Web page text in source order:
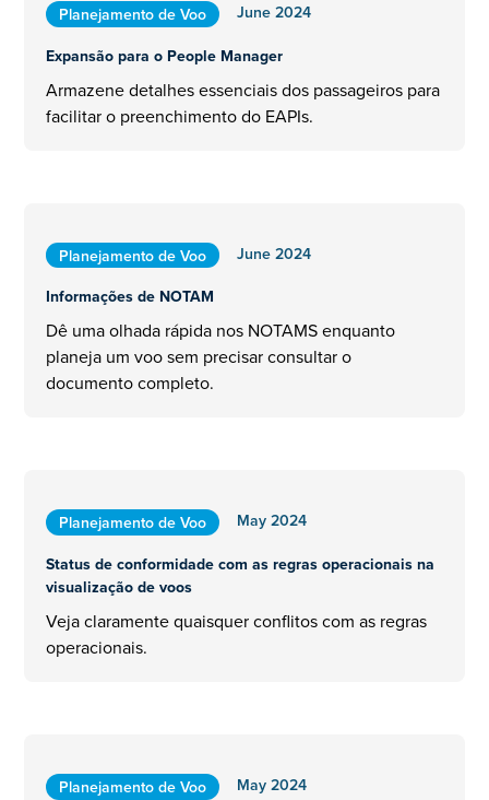
Planejamento de Voo
June 2024
Expansão para o People Manager
Armazene detalhes essenciais dos passageiros para
facilitar o preenchimento do EAPIs.
Planejamento de Voo
June 2024
Informações de NOTAM
Dê uma olhada rápida nos NOTAMS enquanto
planeja um voo sem precisar consultar o
documento completo.
Planejamento de Voo
May 2024
Status de conformidade com as regras operacionais na
visualização de voos
Veja claramente quaisquer conflitos com as regras
operacionais.
Planejamento de Voo May 2024